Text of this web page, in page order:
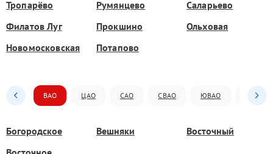
Тропарёво
Румянцево
Саларьево
Филатов Луг
Прокшино
Ольховая
Новомосковская
Потапово
ВАО ЦАО САО СВАО ЮВАО ЮАО
Богородское Вешняки
Восточный